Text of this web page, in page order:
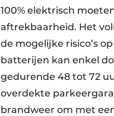
100% elektrisch
aftrekbaarheid. Het
de mogelijke risico’s
batterijen kan enkel
gedurende 48 tot 72
overdekte
brandweer om met